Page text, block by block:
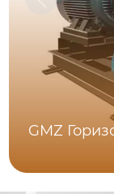
GMZ